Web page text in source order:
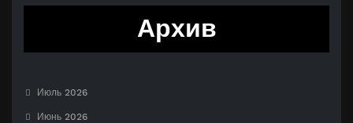
Архив
Июль 2026
Июнь 2026